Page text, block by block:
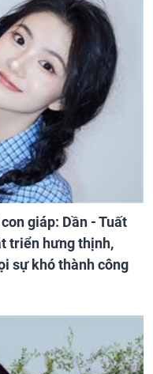
giáp: Dần - Tuất
triển hưng thịnh,
sự khó thành công